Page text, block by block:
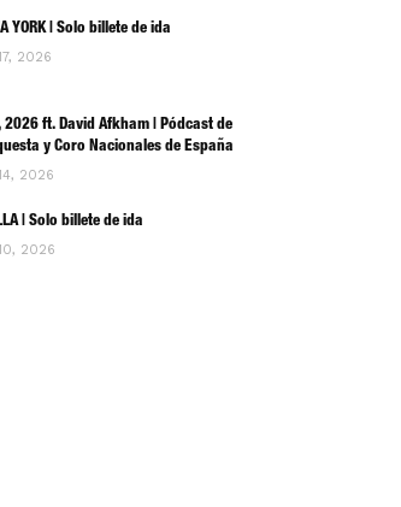
YORK | Solo billete de ida
2026
2026 ft. David Afkham | Pódcast de
y Coro Nacionales de España
2026
| Solo billete de ida
2026